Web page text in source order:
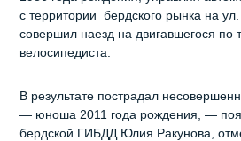
с территории бердского рынка на
совершил наезд на двигавшегося по
велосипедиста.
В результате пострадал
— юноша 2011 года рождения, —
бердской ГИБДД Юлия Ракунова,